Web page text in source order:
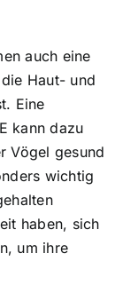
auch eine
Haut- und
Eine
kann dazu
Vögel gesund
wichtig
haben, sich
um ihre